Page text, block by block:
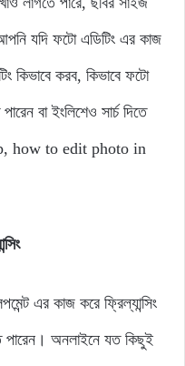
যদি ফটো এডিটিং এর কাজ
কিভাবে করব, কিভাবে ফটো
বা ইংলিশেও সার্চ দিতে
how to edit photo in
এর কাজ করে ফ্রিল্যান্সিং
পারেন। অনলাইনে যত কিছুই